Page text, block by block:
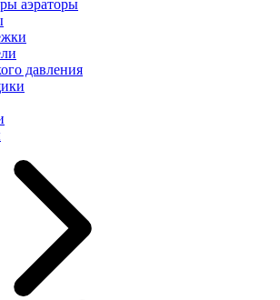
аэраторы
давления